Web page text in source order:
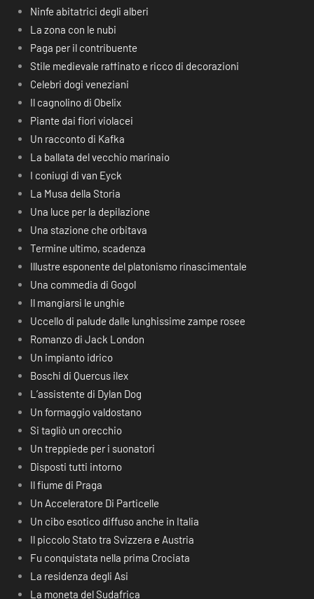
Ninfe abitatrici degli alberi
La zona con le nubi
Paga per il contribuente
Stile medievale raffinato e ricco di decorazioni
Celebri dogi veneziani
Il cagnolino di Obelix
Piante dai fiori violacei
Un racconto di Kafka
La ballata del vecchio marinaio
I coniugi di van Eyck
La Musa della Storia
Una luce per la depilazione
Una stazione che orbitava
Termine ultimo, scadenza
Illustre esponente del platonismo rinascimentale
Una commedia di Gogol
Il mangiarsi le unghie
Uccello di palude dalle lunghissime zampe rosee
Romanzo di Jack London
Un impianto idrico
Boschi di Quercus ilex
L’assistente di Dylan Dog
Un formaggio valdostano
Si tagliò un orecchio
Un treppiede per i suonatori
Disposti tutti intorno
Il fiume di Praga
Un Acceleratore Di Particelle
Un cibo esotico diffuso anche in Italia
Il piccolo Stato tra Svizzera e Austria
Fu conquistata nella prima Crociata
La residenza degli Asi
La moneta del Sudafrica